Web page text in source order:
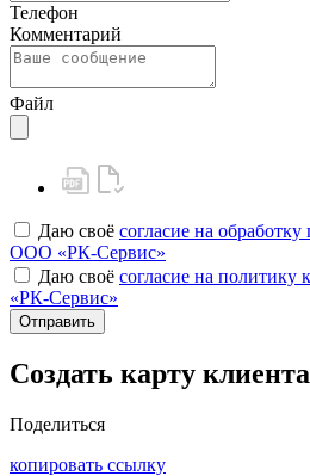
Телефон
Комментарий
Файл
Даю своё согласие на
ООО «РК-Сервис»
Даю своё согласие на
«РК-Сервис»
Отправить
Создать карту клиента
Поделиться
копировать ссылку